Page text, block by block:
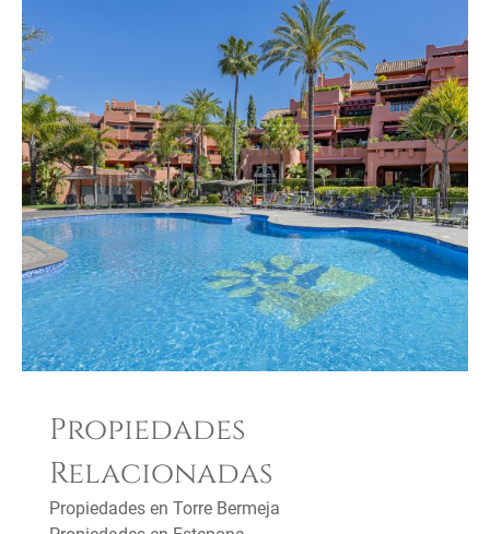
Propiedades
Relacionadas
Propiedades en Torre Bermeja